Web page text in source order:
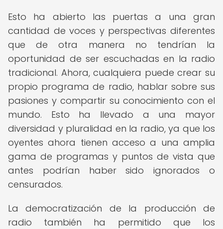
Esto ha abierto las puertas a una gran
cantidad de voces y perspectivas diferentes
que de otra manera no tendrían la
oportunidad de ser escuchadas en la radio
tradicional. Ahora, cualquiera puede crear su
propio programa de radio, hablar sobre sus
pasiones y compartir su conocimiento con el
mundo. Esto ha llevado a una mayor
diversidad y pluralidad en la radio, ya que los
oyentes ahora tienen acceso a una amplia
gama de programas y puntos de vista que
antes podrían haber sido ignorados o
censurados.
La democratización de la producción de
radio también ha permitido que los